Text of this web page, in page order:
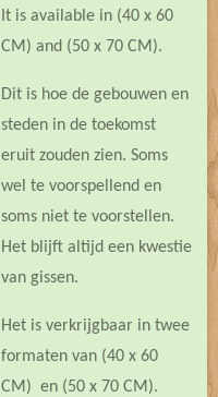
It is available in (40 x 60
CM) and (50 x 70 CM).
Dit is hoe de gebouwen en
steden in de toekomst
eruit zouden zien. Soms
wel te voorspellend en
soms niet te voorstellen.
Het blijft altijd een kwestie
van gissen.
Het is verkrijgbaar in twee
formaten van (40 x 60
CM) en (50 x 70 CM).